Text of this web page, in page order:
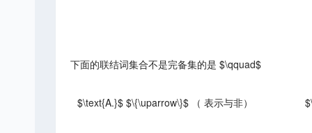
下面的联结词集合不是完备集的是 $\qquad$
$\text{A.}$ $\{\uparrow\}$ （ 表示与非）